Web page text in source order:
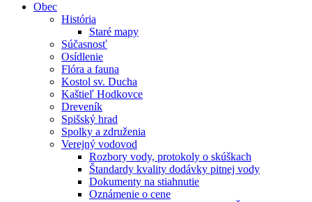
Obec
História
Staré mapy
Súčasnosť
Osídlenie
Flóra a fauna
Kostol sv. Ducha
Kaštieľ Hodkovce
Dreveník
Spišský hrad
Spolky a združenia
Verejný vodovod
Rozbory vody, protokoly o skúškach
Štandardy kvality dodávky pitnej vody
Dokumenty na stiahnutie
Oznámenie o cene